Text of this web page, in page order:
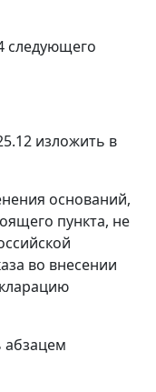
следующего
изложить в
оснований,
пункта, не
во внесении
абзацем